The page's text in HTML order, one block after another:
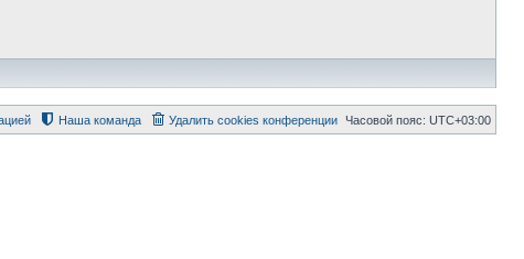
Часовой пояс: UTC+03:00
Удалить cookies конференции
Наша команда